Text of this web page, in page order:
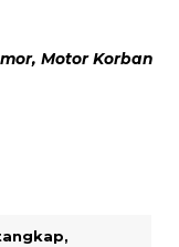
Motor Korban